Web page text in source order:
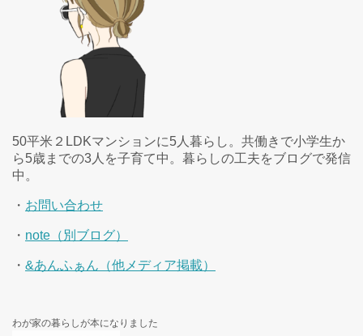
50平米２LDKマンションに5人暮らし。共働きで小学生か
ら5歳までの3人を子育て中。暮らしの工夫をブログで発信
中。
・ お問い合わせ
・ note（別ブログ）
・ &あんふぁん（他メディア掲載）
わが家の暮らしが本になりました